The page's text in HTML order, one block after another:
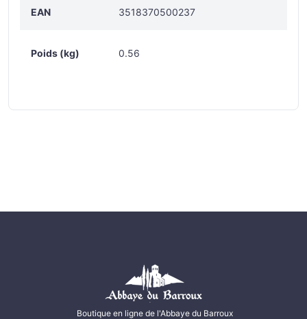
EAN 3518370500237
Poids (kg) 0.56
Boutique en ligne de l'Abbaye du Barroux